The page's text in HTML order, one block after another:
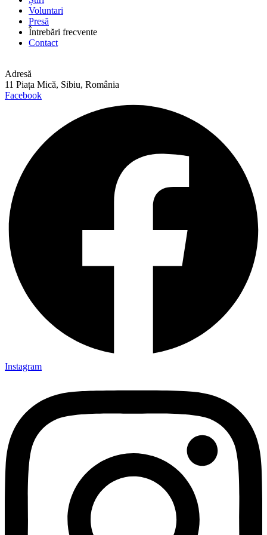
Voluntari
Presă
Întrebări frecvente
Contact
Adresă
11 Piața Mică, Sibiu, România
Facebook
Instagram